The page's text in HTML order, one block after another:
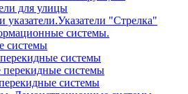
для улицы
указатели.Указатели "Стрелка"
системы.
системы
системы
перекидные системы
системы